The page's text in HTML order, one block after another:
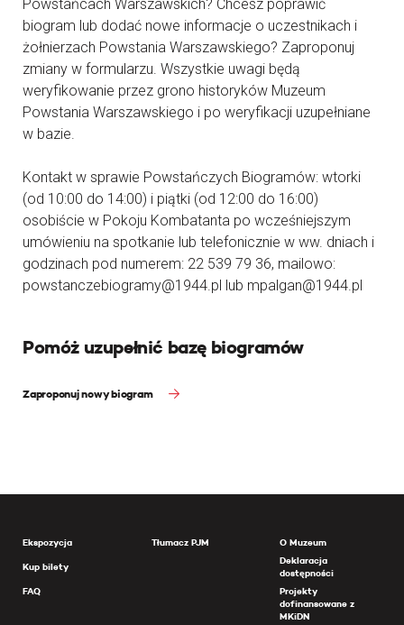
Powstańcach Warszawskich? Chcesz poprawić
biogram lub dodać nowe informacje o uczestnikach i
żołnierzach Powstania Warszawskiego? Zaproponuj
zmiany w formularzu. Wszystkie uwagi będą
weryfikowanie przez grono historyków Muzeum
Powstania Warszawskiego i po weryfikacji uzupełniane
w bazie.
Kontakt w sprawie Powstańczych Biogramów: wtorki
(od 10:00 do 14:00) i piątki (od 12:00 do 16:00)
osobiście w Pokoju Kombatanta po wcześniejszym
umówieniu na spotkanie lub telefonicznie w ww. dniach i
godzinach pod numerem: 22 539 79 36, mailowo:
powstanczebiogramy@1944.pl lub mpalgan@1944.pl
Pomóż uzupełnić bazę biogramów
Zaproponuj nowy biogram
Ekspozycja
Kup bilety
FAQ
Tłumacz PJM
O Muzeum
Deklaracja
dostępności
Projekty
dofinansowane z
MKiDN